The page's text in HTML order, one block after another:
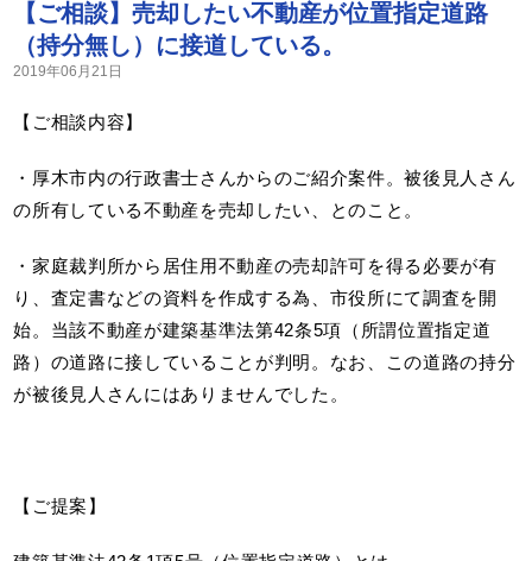
【ご相談】売却したい不動産が位置指定道路
（持分無し）に接道している。
2019年06月21日
【ご相談内容】
・厚木市内の行政書士さんからのご紹介案件。被後見人さん
の所有している不動産を売却したい、とのこと。
・家庭裁判所から居住用不動産の売却許可を得る必要が有
り、査定書などの資料を作成する為、市役所にて調査を開
始。当該不動産が建築基準法第42条5項（所謂位置指定道
路）の道路に接していることが判明。なお、この道路の持分
が被後見人さんにはありませんでした。
【ご提案】